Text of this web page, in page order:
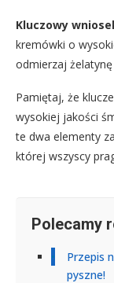
Kluczowy
kremówki o
odmierzaj
Pamiętaj, że
wysokiej jakości
te dwa elementy
której wszyscy
Polecamy
Przepis
pyszne!